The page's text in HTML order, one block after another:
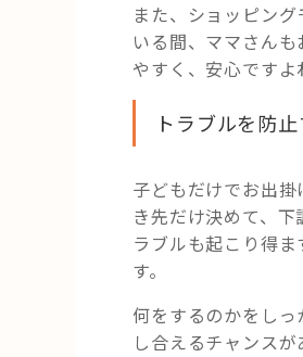
また、ショッピン
いる間、ママさん
やすく、安心です
トラブルを防
子どもだけでお出
き先だけ決めて、
ラブルも起こり得
す。
何をするのかをし
し合えるチャンス